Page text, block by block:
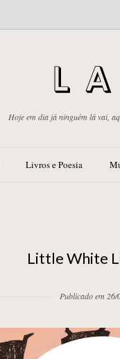
Hoje em dia já ninguém lá vai,
Livros e Poesia
Little White
Publicado em 26/